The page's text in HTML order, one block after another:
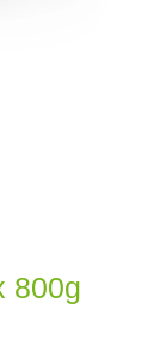
800g